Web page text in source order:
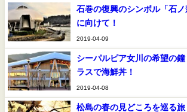
石巻の復興のシンボル「石
に向けて！
2019-04-09
シーパルピア女川の希望の
ラスで海鮮丼！
2019-04-08
松島の春の見どころを巡る